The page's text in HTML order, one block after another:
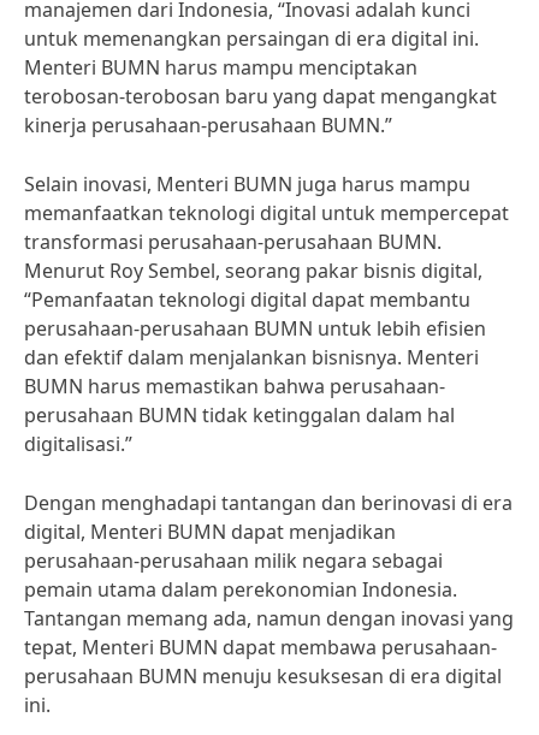
manajemen dari Indonesia, “Inovasi adalah kunci
untuk memenangkan persaingan di era digital ini.
Menteri BUMN harus mampu menciptakan
terobosan-terobosan baru yang dapat mengangkat
kinerja perusahaan-perusahaan BUMN.”
Selain inovasi, Menteri BUMN juga harus mampu
memanfaatkan teknologi digital untuk mempercepat
transformasi perusahaan-perusahaan BUMN.
Menurut Roy Sembel, seorang pakar bisnis digital,
“Pemanfaatan teknologi digital dapat membantu
perusahaan-perusahaan BUMN untuk lebih efisien
dan efektif dalam menjalankan bisnisnya. Menteri
BUMN harus memastikan bahwa perusahaan-
perusahaan BUMN tidak ketinggalan dalam hal
digitalisasi.”
Dengan menghadapi tantangan dan berinovasi di era
digital, Menteri BUMN dapat menjadikan
perusahaan-perusahaan milik negara sebagai
pemain utama dalam perekonomian Indonesia.
Tantangan memang ada, namun dengan inovasi yang
tepat, Menteri BUMN dapat membawa perusahaan-
perusahaan BUMN menuju kesuksesan di era digital
ini.